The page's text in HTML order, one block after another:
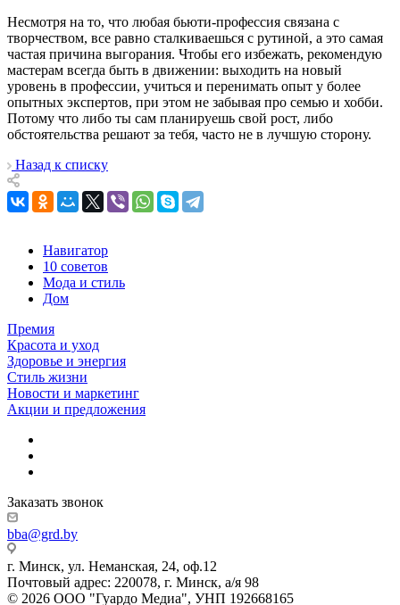
Несмотря на то, что любая бьюти-профессия связана с
творчеством, все равно сталкиваешься с рутиной, а это самая
частая причина выгорания. Чтобы его избежать, рекомендую
мастерам всегда быть в движении: выходить на новый
уровень в профессии, учиться и перенимать опыт у более
опытных экспертов, при этом не забывая про семью и хобби.
Потому что либо ты сам планируешь свой рост, либо
обстоятельства решают за тебя, часто не в лучшую сторону.
Назад к списку
Навигатор
10 советов
Мода и стиль
Дом
Премия
Красота и уход
Здоровье и энергия
Стиль жизни
Новости и маркетинг
Акции и предложения
Заказать звонок
bba@grd.by
г. Минск, ул. Неманская, 24, оф.12
Почтовый адрес: 220078, г. Минск, а/я 98
© 2026 ООО "Гуардо Медиа", УНП 192668165